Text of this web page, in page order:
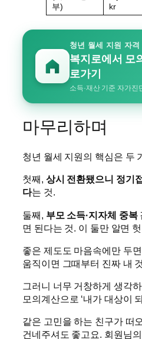
부)
kr
청년 월세 지원 자격
복지로에서
로가기
소득·재산 기준 자가진
마무리하며
청년 월세 지원의 핵심은 두
첫째, 상시 전환됐으니 정기
다는 것.
둘째, 부모 소득·지자체 중복
면 된다는 것. 이 둘만 알면
좋은 제도도 마음속에만 두
움직이면 그때부터 진짜 내
그러니 너무 거창하게 생각
모의계산으로 ‘내가 대상이
같은 고민을 하는 친구가 떠
건네주셔도 좋고요. 회원님